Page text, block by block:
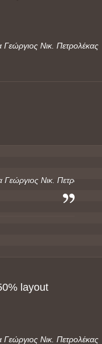
Νικ. Πετρολέκας
Νικ. Πετρολέκας
layout
Νικ. Πετρολέκας